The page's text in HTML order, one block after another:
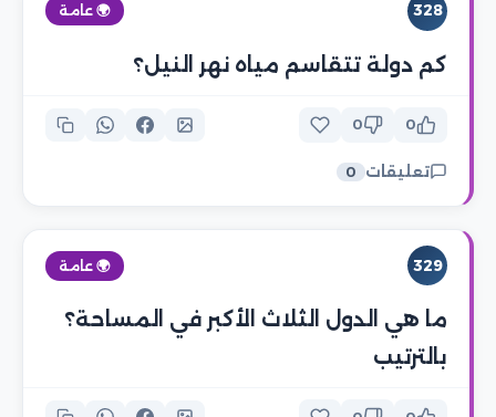
328 🌍 عامة
كم دولة تتقاسم مياه نهر النيل؟
0
0
تعليقات 0
329 🌍 عامة
ما هي الدول الثلاث الأكبر في المساحة؟
بالترتيب